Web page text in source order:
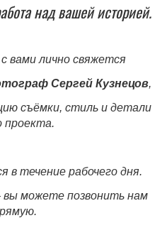
над вашей историей.
вами лично свяжется
Сергей Кузнецов,
съёмки, стиль и детали
проекта.
в течение рабочего дня.
можете позвонить нам